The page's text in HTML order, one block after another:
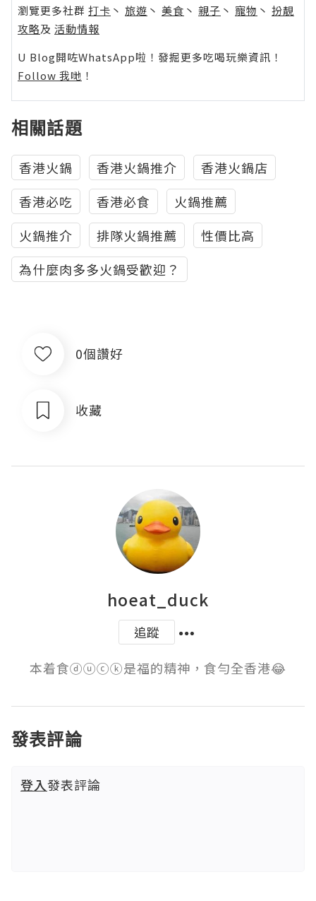
瀏覽更多社群 打卡 丶 旅遊 丶 美食 丶 親子 丶 寵物 丶 扮靚
攻略及 活動情報
U Blog開咗WhatsApp啦！發掘更多吃喝玩樂資訊！
Follow 我哋 ！
相關話題
香港火鍋 香港火鍋推介
香港火鍋店
香港必吃
香港必食
火鍋推薦
火鍋推介
排隊火鍋推薦
性價比高
為什麼肉多多火鍋受歡迎？
0個讚好
收藏
hoeat_duck
追蹤
本着食ⓓⓤⓒⓚ是福的精神，食勻全香港😂
發表評論
登入發表評論